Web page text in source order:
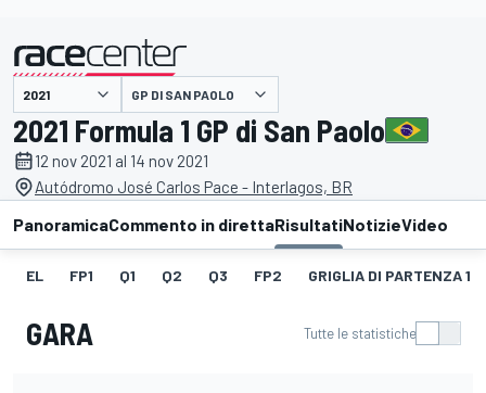
presentato da GP DI SAN PAOLO
2021 Formula 1 GP di San Paolo
12 nov 2021 al 14 nov 2021
Autódromo José Carlos Pace - Interlagos, BR
PanoramicaCommento in direttaRisultatiNotizieVideo
EL FP1 Q1 Q2 Q3 FP2 GRIGLIA DI PARTENZA 1
GARA Tutte le statistiche